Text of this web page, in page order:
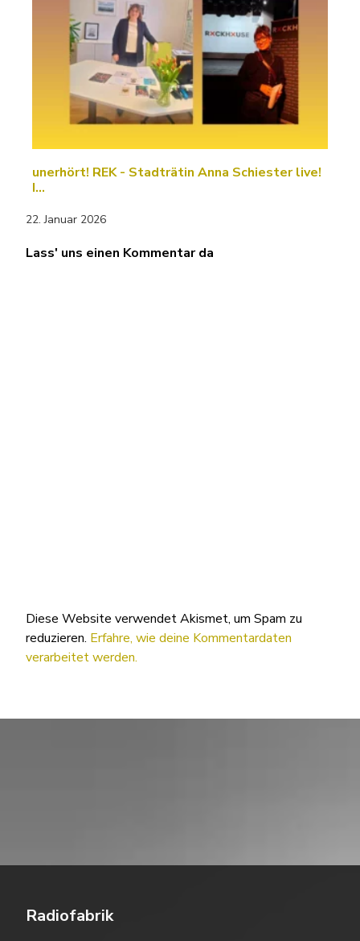
unerhört! REK - Stadträtin Anna Schiester live!
I…
22. Januar 2026
Lass' uns einen Kommentar da
Diese Website verwendet Akismet, um Spam zu
reduzieren. Erfahre, wie deine Kommentardaten
verarbeitet werden.
Radiofabrik